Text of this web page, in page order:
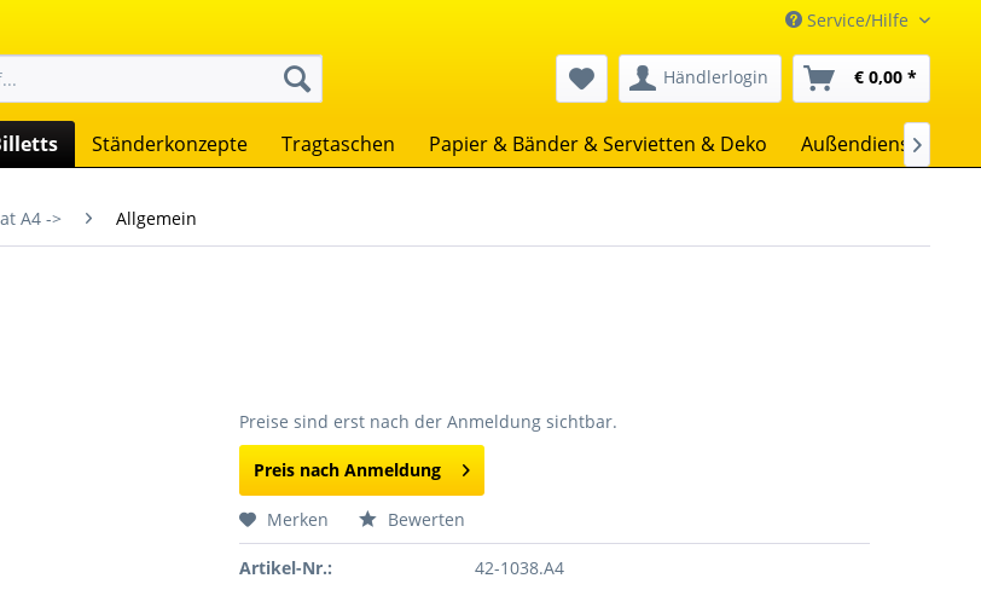
Service/Hilfe
Händlerlogin € 0,00 *
Ständerkonzepte Tragtaschen Papier & Bänder & Servietten & Deko Außendienst
A4 -> Allgemein
Preise sind erst nach der Anmeldung sichtbar.
Preis nach Anmeldung
Merken Bewerten
Artikel-Nr.: 42-1038.A4